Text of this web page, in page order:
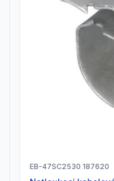
EB-47SC2530 187620